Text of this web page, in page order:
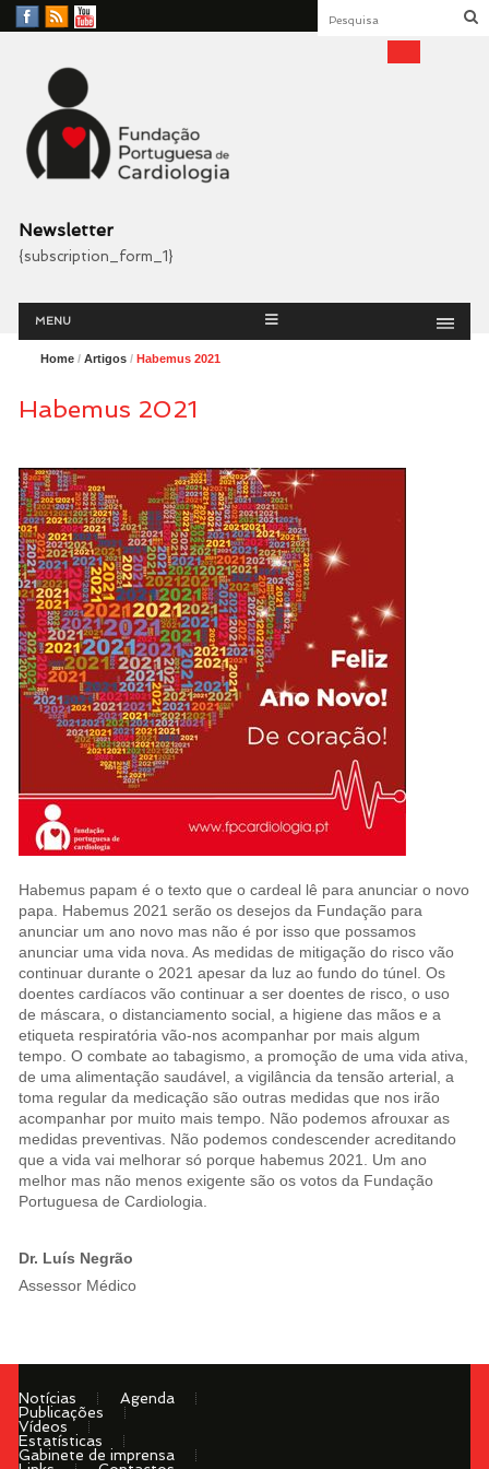
Facebook
RSS
YouTube
Fundação Portuguesa
Cardiologia
Newsletter
{subscription_form_1}
Menu
MENU
Home/ Artigos/ Habemus 2021
Habemus 2021
Habemus papam é o texto que o cardeal lê para anunciar o novo
papa. Habemus 2021 serão os desejos da Fundação para
anunciar um ano novo mas não é por isso que possamos
anunciar uma vida nova. As medidas de mitigação do risco vão
continuar durante o 2021 apesar da luz ao fundo do túnel. Os
doentes cardíacos vão continuar a ser doentes de risco, o uso
de máscara, o distanciamento social, a higiene das mãos e a
etiqueta respiratória vão-nos acompanhar por mais algum
tempo. O combate ao tabagismo, a promoção de uma vida ativa,
de uma alimentação saudável, a vigilância da tensão arterial, a
toma regular da medicação são outras medidas que nos irão
acompanhar por muito mais tempo. Não podemos afrouxar as
medidas preventivas. Não podemos condescender acreditando
que a vida vai melhorar só porque habemus 2021. Um ano
melhor mas não menos exigente são os votos da Fundação
Portuguesa de Cardiologia.
Dr. Luís Negrão
Assessor Médico
Notícias
Agenda
Publicações
Vídeos
Estatísticas
Gabinete de imprensa